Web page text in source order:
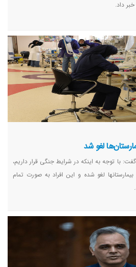
داد.
لغو شد
با توجه به اینکه در شرایط جنگی قرار داریم،
لغو شده و این افراد به صورت تمام